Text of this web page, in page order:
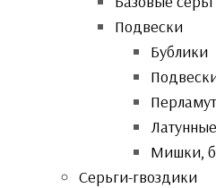
Подвески
Бублики
Мишки,
Серьги-гвоздики